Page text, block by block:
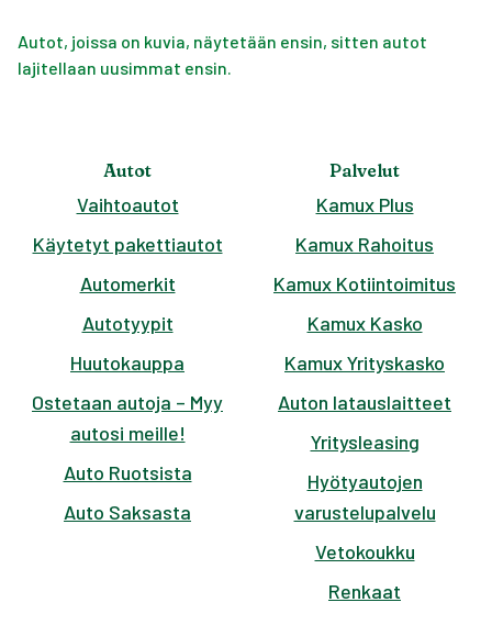
Autot, joissa on kuvia, näytetään ensin, sitten autot
lajitellaan uusimmat ensin.
Autot
Vaihtoautot
Käytetyt pakettiautot
Automerkit
Autotyypit
Huutokauppa
Ostetaan autoja – Myy
autosi meille!
Auto Ruotsista
Auto Saksasta
Palvelut
Kamux Plus
Kamux Rahoitus
Kamux Kotiintoimitus
Kamux Kasko
Kamux Yrityskasko
Auton latauslaitteet
Yritysleasing
Hyötyautojen
varustelupalvelu
Vetokoukku
Renkaat